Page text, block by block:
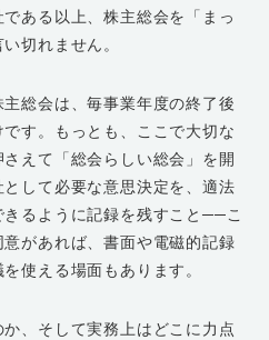
ある以上、株主総会を「まっ
切れません。
総会は、毎事業年度の終了後
す。もっとも、ここで大切な
えて「総会らしい総会」を開
して必要な意思決定を、適法
るように記録を残すこと──こ
があれば、書面や電磁的記録
使える場面もあります。
、そして実務上はどこに力点